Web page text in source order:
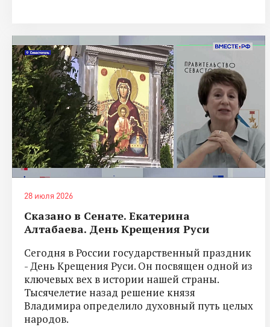
28 июля 2026
Сказано в Сенате. Екатерина
Алтабаева. День Крещения Руси
Сегодня в России государственный праздник
- День Крещения Руси. Он посвящен одной из
ключевых вех в истории нашей страны.
Тысячелетие назад решение князя
Владимира определило духовный путь целых
народов.